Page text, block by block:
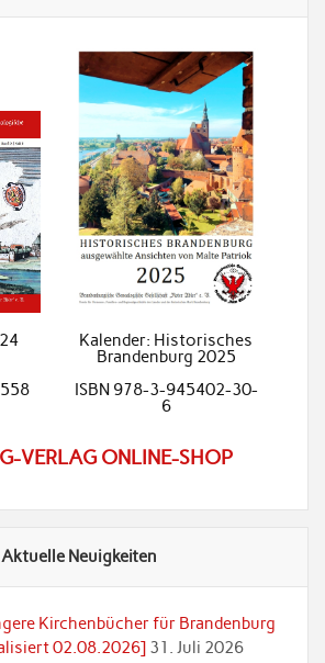
Kalender: Historisches
Brandenburg 2025
ISBN 978-3-945402-30-
6
VERLAG ONLINE-SHOP
Aktuelle Neuigkeiten
Kirchenbücher für Brandenburg
02.08.2026] 31. Juli 2026